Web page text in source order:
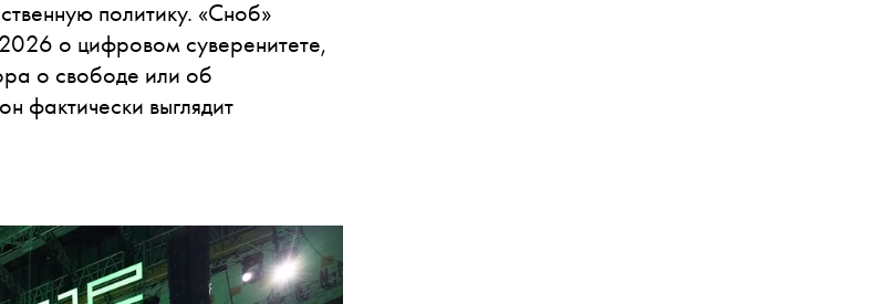
политику. «Сноб»
о цифровом суверенитете,
о свободе или об
фактически выглядит